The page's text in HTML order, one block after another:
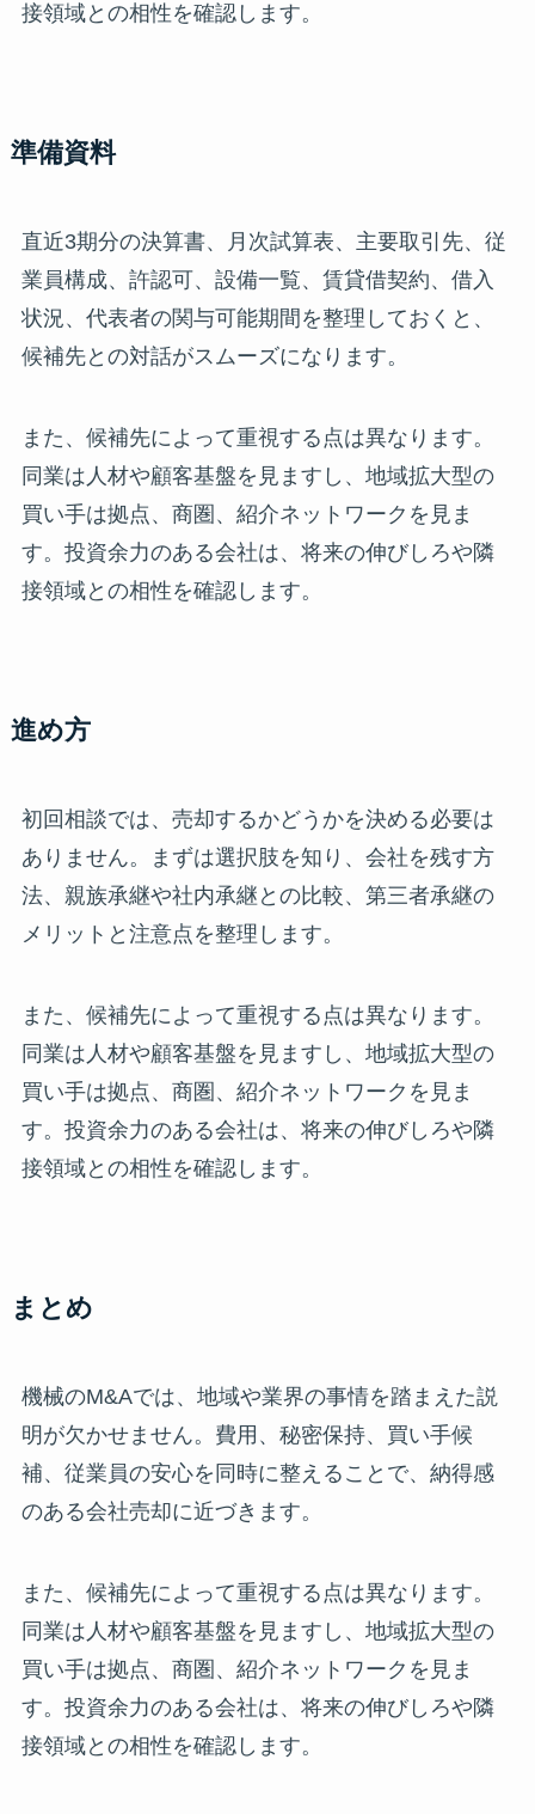
接領域との相性を確認します。
準備資料
直近3期分の決算書、月次試算表、主要取引先、従
業員構成、許認可、設備一覧、賃貸借契約、借入
状況、代表者の関与可能期間を整理しておくと、
候補先との対話がスムーズになります。
また、候補先によって重視する点は異なります。
同業は人材や顧客基盤を見ますし、地域拡大型の
買い手は拠点、商圏、紹介ネットワークを見ま
す。投資余力のある会社は、将来の伸びしろや隣
接領域との相性を確認します。
進め方
初回相談では、売却するかどうかを決める必要は
ありません。まずは選択肢を知り、会社を残す方
法、親族承継や社内承継との比較、第三者承継の
メリットと注意点を整理します。
また、候補先によって重視する点は異なります。
同業は人材や顧客基盤を見ますし、地域拡大型の
買い手は拠点、商圏、紹介ネットワークを見ま
す。投資余力のある会社は、将来の伸びしろや隣
接領域との相性を確認します。
まとめ
機械のM&Aでは、地域や業界の事情を踏まえた説
明が欠かせません。費用、秘密保持、買い手候
補、従業員の安心を同時に整えることで、納得感
のある会社売却に近づきます。
また、候補先によって重視する点は異なります。
同業は人材や顧客基盤を見ますし、地域拡大型の
買い手は拠点、商圏、紹介ネットワークを見ま
す。投資余力のある会社は、将来の伸びしろや隣
接領域との相性を確認します。